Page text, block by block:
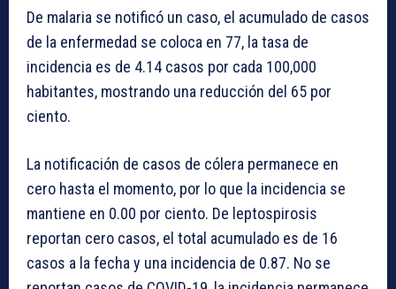
De malaria se notificó un caso, el acumulado de casos
de la enfermedad se coloca en 77, la tasa de
incidencia es de 4.14 casos por cada 100,000
habitantes, mostrando una reducción del 65 por
ciento.
La notificación de casos de cólera permanece en
cero hasta el momento, por lo que la incidencia se
mantiene en 0.00 por ciento. De leptospirosis
reportan cero casos, el total acumulado es de 16
casos a la fecha y una incidencia de 0.87. No se